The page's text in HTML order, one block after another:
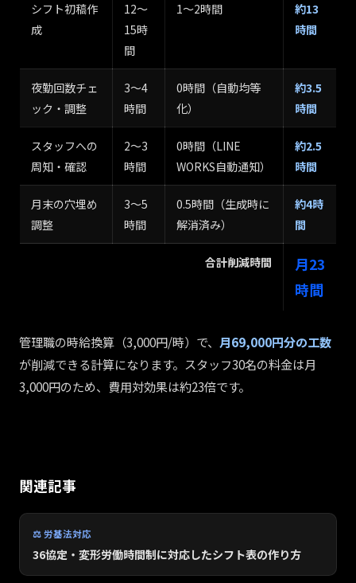
シフト初稿作
成
12〜
15時
間
1〜2時間
約13
時間
夜勤回数チェ
ック・調整
3〜4
時間
0時間（自動均等
化）
約3.5
時間
スタッフへの
周知・確認
2〜3
時間
0時間（LINE
WORKS自動通知）
約2.5
時間
月末の穴埋め
調整
3〜5
時間
0.5時間（生成時に
解消済み）
約4時
間
合計削減時間
月23
時間
管理職の時給換算（3,000円/時）で、 月69,000円分の工数
が削減できる計算になります。スタッフ30名の料金は月
3,000円のため、費用対効果は約23倍です。
関連記事
⚖️ 労基法対応
36協定・変形労働時間制に対応したシフト表の作り方